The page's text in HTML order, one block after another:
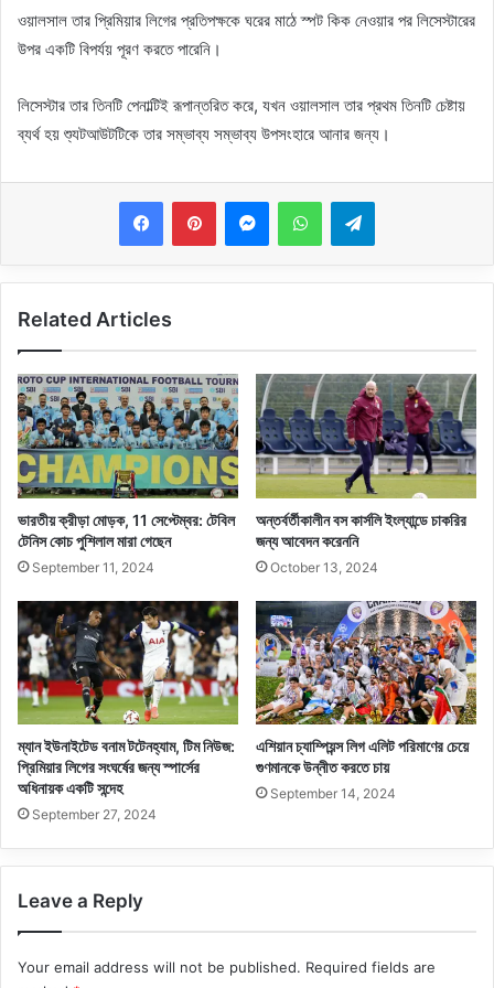
ওয়ালসাল তার প্রিমিয়ার লিগের প্রতিপক্ষকে ঘরের মাঠে স্পট কিক নেওয়ার পর লিসেস্টারের
উপর একটি বিপর্যয় পূরণ করতে পারেনি।
লিসেস্টার তার তিনটি পেনাল্টিই রূপান্তরিত করে, যখন ওয়ালসাল তার প্রথম তিনটি চেষ্টায়
ব্যর্থ হয় শ্যুটআউটটিকে তার সম্ভাব্য সম্ভাব্য উপসংহারে আনার জন্য।
MessengerWhatsAppTelegram
Related Articles
ভারতীয় ক্রীড়া মোড়ক, 11 সেপ্টেম্বর: টেবিল
টেনিস কোচ পুশিলাল মারা গেছেন
September 11, 2024
অন্তর্বর্তীকালীন বস কার্সলি ইংল্যান্ডে চাকরির
জন্য আবেদন করেননি
October 13, 2024
ম্যান ইউনাইটেড বনাম টটেনহ্যাম, টিম নিউজ:
প্রিমিয়ার লিগের সংঘর্ষের জন্য স্পার্সের
অধিনায়ক একটি সন্দেহ
September 27, 2024
এশিয়ান চ্যাম্পিয়ন্স লিগ এলিট পরিমাণের চেয়ে
গুণমানকে উন্নীত করতে চায়
September 14, 2024
Leave a Reply
Your email address will not be published. Required fields are